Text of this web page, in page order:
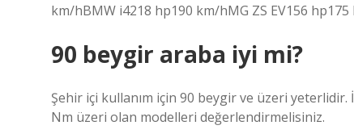
km/hBMW i4218 hp190 km/hMG ZS EV156 hp175
90 beygir araba iyi mi?
Şehir içi kullanım için 90 beygir ve üzeri
Nm üzeri olan modelleri değerlendirmelisiniz.